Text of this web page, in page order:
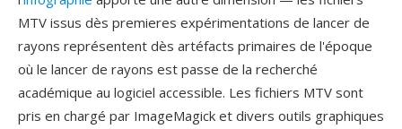
MTV issus dès premieres expérimentations de lancer de
rayons représentent dès artéfacts primaires de l'époque
où le lancer de rayons est passe de la recherché
académique au logiciel accessible. Les fichiers MTV sont
pris en chargé par ImageMagick et divers outils graphiques